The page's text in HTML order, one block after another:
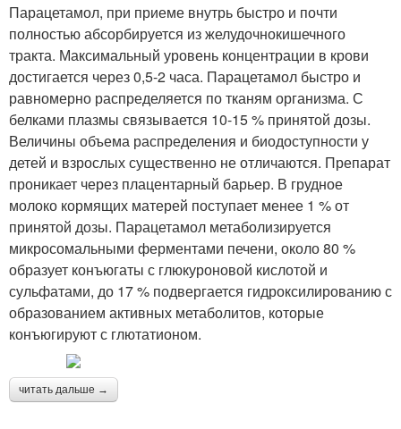
Парацетамол, при приеме внутрь быстро и почти
полностью абсорбируется из желудочнокишечного
тракта. Максимальный уровень концентрации в крови
достигается через 0,5-2 часа. Парацетамол быстро и
равномерно распределяется по тканям организма. С
белками плазмы связывается 10-15 % принятой дозы.
Величины объема распределения и биодоступности у
детей и взрослых существенно не отличаются. Препарат
проникает через плацентарный барьер. В грудное
молоко кормящих матерей поступает менее 1 % от
принятой дозы. Парацетамол метаболизируется
микросомальными ферментами печени, около 80 %
образует конъюгаты с глюкуроновой кислотой и
сульфатами, до 17 % подвергается гидроксилированию с
образованием активных метаболитов, которые
конъюгируют с глютатионом.
читать дальше →